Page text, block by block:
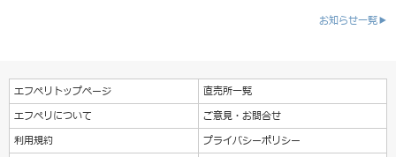
お知らせ一覧▶
エフペリトップページ
直売所一覧
エフペリについて
ご意見・お問合せ
利用規約
プライバシーポリシー